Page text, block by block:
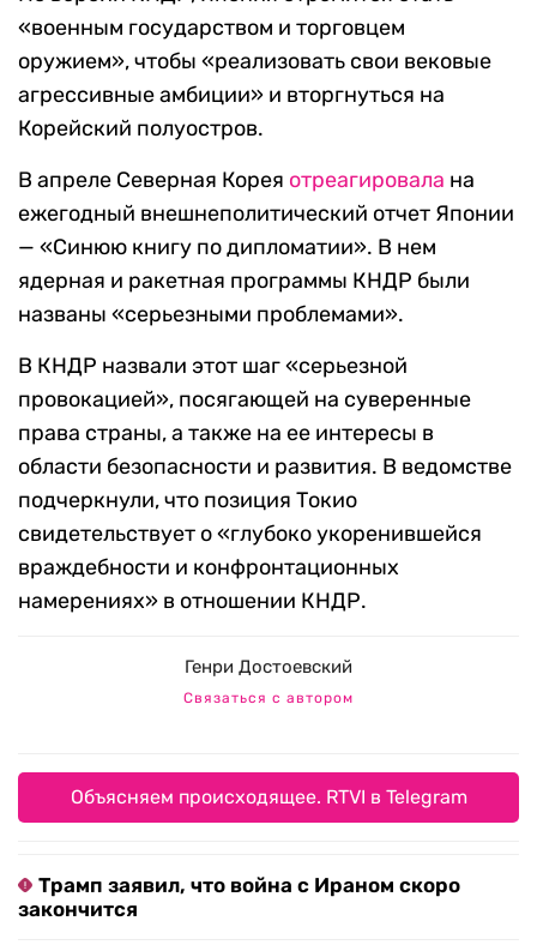
«военным государством и торговцем
оружием», чтобы «реализовать свои вековые
агрессивные амбиции» и вторгнуться на
Корейский полуостров.
В апреле Северная Корея отреагировала на
ежегодный внешнеполитический отчет Японии
— «Синюю книгу по дипломатии». В нем
ядерная и ракетная программы КНДР были
названы «серьезными проблемами».
В КНДР назвали этот шаг «серьезной
провокацией», посягающей на суверенные
права страны, а также на ее интересы в
области безопасности и развития. В ведомстве
подчеркнули, что позиция Токио
свидетельствует о «глубоко укоренившейся
враждебности и конфронтационных
намерениях» в отношении КНДР.
Генри Достоевский
Связаться с автором
Объясняем происходящее. RTVI в Telegram
Трамп заявил, что война с Ираном скоро
закончится